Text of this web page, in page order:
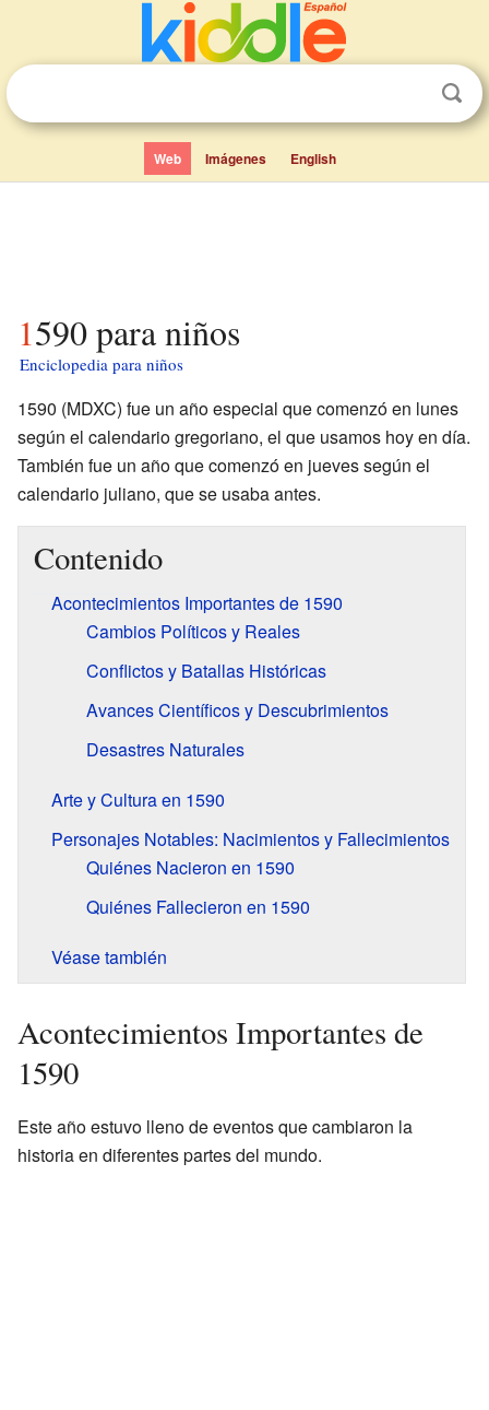
Web Imágenes English
1590 para niños
Enciclopedia para niños
1590 (MDXC) fue un año especial que comenzó en lunes
según el calendario gregoriano, el que usamos hoy en día.
También fue un año que comenzó en jueves según el
calendario juliano, que se usaba antes.
Contenido
Acontecimientos Importantes de 1590
Cambios Políticos y Reales
Conflictos y Batallas Históricas
Avances Científicos y Descubrimientos
Desastres Naturales
Arte y Cultura en 1590
Personajes Notables: Nacimientos y Fallecimientos
Quiénes Nacieron en 1590
Quiénes Fallecieron en 1590
Véase también
Acontecimientos Importantes de
1590
Este año estuvo lleno de eventos que cambiaron la
historia en diferentes partes del mundo.